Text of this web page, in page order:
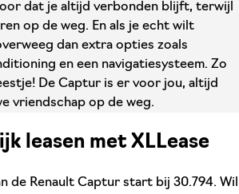
dat je altijd verbonden blijft, terwijl
op de weg. En als je echt wilt
dan extra opties zoals
en een navigatiesysteem. Zo
De Captur is er voor jou, altijd
vriendschap op de weg.
leasen met XLLease
de Renault Captur start bij 30.794. Wil